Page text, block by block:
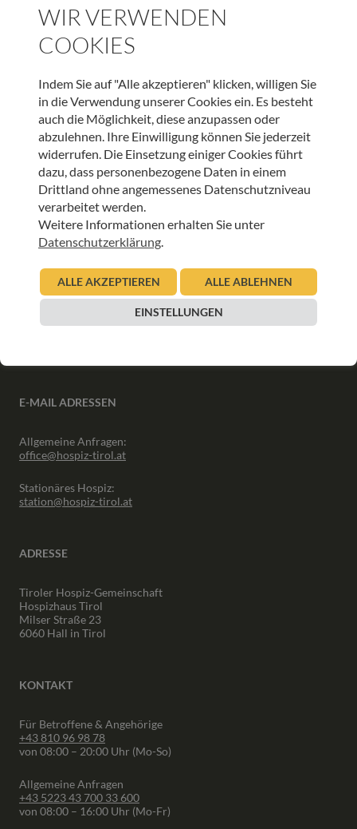
ANMELDEN
INFORMATIONEN
Downloads
Interner Bereich
Partner
E-MAIL ADRESSEN
Allgemeine Anfragen:
office@hospiz-tirol.at
Stationäres Hospiz:
station@hospiz-tirol.at
ADRESSE
Tiroler Hospiz-Gemeinschaft
Hospizhaus Tirol
Milser Straße 23
6060 Hall in Tirol
KONTAKT
Für Betroffene & Angehörige
+43 810 96 98 78
von 08:00 – 20:00 Uhr (Mo-So)
Allgemeine Anfragen
+43 5223 43 700 33 600
von 08:00 – 16:00 Uhr (Mo-Fr)
WIR VERWENDEN
COOKIES
Indem Sie auf "Alle akzeptieren" klicken, willigen Sie
in die Verwendung unserer Cookies ein. Es besteht
auch die Möglichkeit, diese anzupassen oder
abzulehnen. Ihre Einwilligung können Sie jederzeit
widerrufen. Die Einsetzung einiger Cookies führt
dazu, dass personenbezogene Daten in einem
Drittland ohne angemessenes Datenschutzniveau
verarbeitet werden.
Weitere Informationen erhalten Sie unter
Datenschutzerklärung.
ALLE AKZEPTIEREN ALLE ABLEHNEN
EINSTELLUNGEN